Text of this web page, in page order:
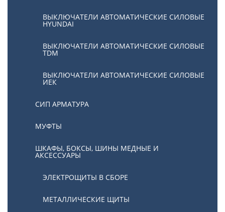
ВЫКЛЮЧАТЕЛИ АВТОМАТИЧЕСКИЕ СИЛОВЫЕ
HYUNDAI
ВЫКЛЮЧАТЕЛИ АВТОМАТИЧЕСКИЕ СИЛОВЫЕ
TDM
ВЫКЛЮЧАТЕЛИ АВТОМАТИЧЕСКИЕ СИЛОВЫЕ
ИЕК
СИП АРМАТУРА
МУФТЫ
ШКАФЫ, БОКСЫ, ШИНЫ МЕДНЫЕ И
АКСЕССУАРЫ
ЭЛЕКТРОЩИТЫ В СБОРЕ
МЕТАЛЛИЧЕСКИЕ ЩИТЫ